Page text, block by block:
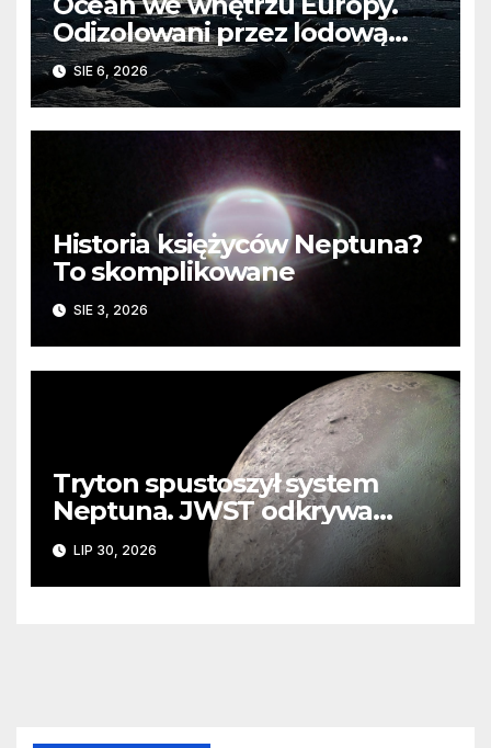
Odizolowani przez lodową
barierę
SIE 6, 2026
Historia księżyców Neptuna?
To skomplikowane
SIE 3, 2026
Tryton spustoszył system
Neptuna. JWST odkrywa
ślady kosmicznej katastrofy i
zaginionego lodu
LIP 30, 2026